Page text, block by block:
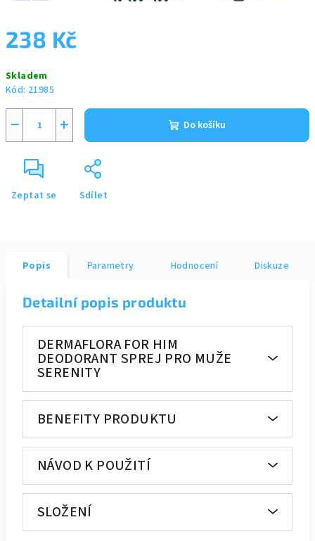
238 Kč
cena:
Skladem
Kód: 21985
+
− Do košíku
Zeptat se Sdílet
Popis Parametry Hodnocení Diskuze
Detailní popis produktu
DERMAFLORA FOR HIM
DEODORANT SPREJ PRO MUŽE
SERENITY
BENEFITY PRODUKTU
NÁVOD K POUŽITÍ
SLOŽENÍ